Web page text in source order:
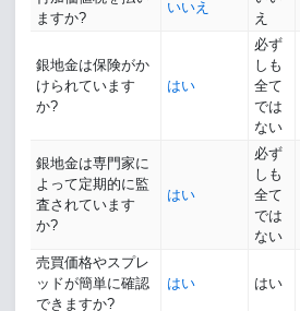
ますか?
いいえ
え
銀地金は保険がか
けられています
か?
はい
必ず
しも
全て
では
ない
銀地金は専門家に
よって定期的に監
査されています
か?
はい
必ず
しも
全て
では
ない
売買価格やスプレ
ッドが簡単に確認
できますか?
はい はい